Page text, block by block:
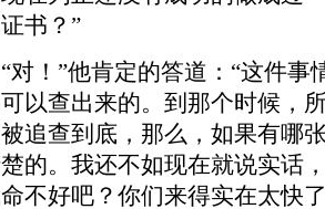
书？”
”他肯定的答道：“这件事
以查出来的。到那个时候，
追查到底，那么，如果有哪
的。我还不如现在就说实话
不好吧？你们来得实在太快